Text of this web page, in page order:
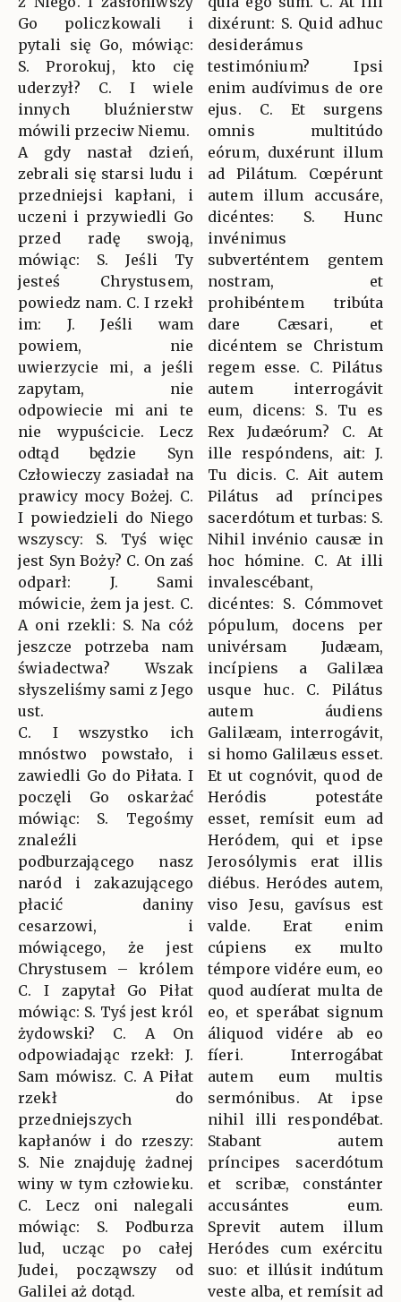
Go policzkowali i
pytali się Go, mówiąc:
S. Prorokuj, kto cię
uderzył? C. I wiele
innych bluźnierstw
mówili przeciw Niemu.
A gdy nastał dzień,
zebrali się starsi ludu i
przedniejsi kapłani, i
uczeni i przywiedli Go
przed radę swoją,
mówiąc: S. Jeśli Ty
jesteś Chrystusem,
powiedz nam. C. I rzekł
im: J. Jeśli wam
powiem, nie
uwierzycie mi, a jeśli
zapytam, nie
odpowiecie mi ani te
nie wypuścicie. Lecz
odtąd będzie Syn
Człowieczy zasiadał na
prawicy mocy Bożej. C.
I powiedzieli do Niego
wszyscy: S. Tyś więc
jest Syn Boży? C. On zaś
odparł: J. Sami
mówicie, żem ja jest. C.
A oni rzekli: S. Na cóż
jeszcze potrzeba nam
świadectwa? Wszak
słyszeliśmy sami z Jego
ust.
C. I wszystko ich
mnóstwo powstało, i
zawiedli Go do Piłata. I
poczęli Go oskarżać
mówiąc: S. Tegośmy
znaleźli
podburzającego nasz
naród i zakazującego
płacić daniny
cesarzowi, i
mówiącego, że jest
Chrystusem – królem
C. I zapytał Go Piłat
mówiąc: S. Tyś jest król
żydowski? C. A On
odpowiadając rzekł: J.
Sam mówisz. C. A Piłat
rzekł do
przedniejszych
kapłanów i do rzeszy:
S. Nie znajduję żadnej
winy w tym człowieku.
C. Lecz oni nalegali
mówiąc: S. Podburza
lud, ucząc po całej
Judei, począwszy od
Galilei aż dotąd.
dixérunt: S. Quid adhuc
desiderámus
testimónium? Ipsi
enim audívimus de ore
ejus. C. Et surgens
omnis multitúdo
eórum, duxérunt illum
ad Pilátum. Cœpérunt
autem illum accusáre,
dicéntes: S. Hunc
invénimus
subverténtem gentem
nostram, et
prohibéntem tribúta
dare Cæsari, et
dicéntem se Christum
regem esse. C. Pilátus
autem interrogávit
eum, dicens: S. Tu es
Rex Judæórum? C. At
ille respóndens, ait: J.
Tu dicis. C. Ait autem
Pilátus ad príncipes
sacerdótum et turbas: S.
Nihil invénio causæ in
hoc hómine. C. At illi
invalescébant,
dicéntes: S. Cómmovet
pópulum, docens per
univérsam Judæam,
incípiens a Galilæa
usque huc. C. Pilátus
autem áudiens
Galilæam, interrogávit,
si homo Galilæus esset.
Et ut cognóvit, quod de
Heródis potestáte
esset, remísit eum ad
Heródem, qui et ipse
Jerosólymis erat illis
diébus. Heródes autem,
viso Jesu, gavísus est
valde. Erat enim
cúpiens ex multo
témpore vidére eum, eo
quod audíerat multa de
eo, et sperábat signum
áliquod vidére ab eo
fíeri. Interrogábat
autem eum multis
sermónibus. At ipse
nihil illi respondébat.
Stabant autem
príncipes sacerdótum
et scribæ, constánter
accusántes eum.
Sprevit autem illum
Heródes cum exércitu
suo: et illúsit indútum
veste alba, et remísit ad